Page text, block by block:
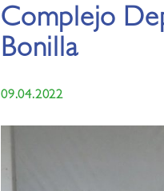
Complejo
Bonilla
09.04.2022